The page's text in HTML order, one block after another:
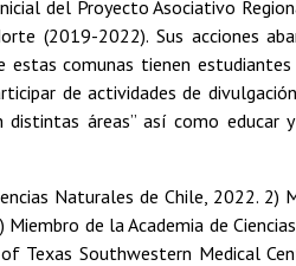
del Proyecto Asociativo
(2019-2022). Sus acciones
comunas tienen
de actividades de
áreas” así como educar
Naturales de Chile, 2022. 2)
de la Academia de
Texas Southwestern Medical